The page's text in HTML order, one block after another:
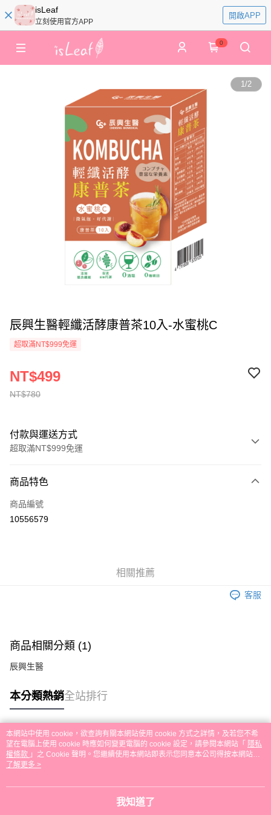
isLeaf
立刻使用官方APP
開啟APP
0
1/2
辰興生醫輕纖活酵康普茶10入-水蜜桃C
超取滿NT$999免運
NT$780
NT$499
付款與運送方式
超取滿NT$999免運
信用卡一次付款
超商取貨付款
AFTEE先享後付
相關說明
便利好安心！
１．簡單：不需註冊會員、不需綁卡、不需儲值。
３．安心：先確認商品／服務後，再付款。
【「AFTEE先享後付」結帳流程】
１．於結帳方式選擇「AFTEE先享後付」後，將跳轉至「AFTEE先享後付」
３．收到繳費通知簡訊後14天內，點擊此簡訊中的連結，可透過四大超商／
ATM／網路銀行／等多元方式進行付款，方視為交易完成。
全家取貨付款
每筆NT$80，滿NT$999(含以上)免運費
每筆NT$80，滿NT$999(含以上)免運費
商品特色
商品編號
10556579
相關推薦
客服
商品相關分類 (1)
辰興生醫
本分類熱銷全站排行
熱門標籤
本網站中使用 cookie，欲查詢有關本網站使用 cookie 方式之詳情，及若您不希
望在電腦上使用 cookie 時應如何變更電腦的 cookie 設定，請參閱本網站「 隱私
權條款 」之 Cookie 聲明。您繼續使用本網站即表示您同意本公司得按本網站使
用條款之 Cookie 聲明使用 cookie。
了解更多 >
我知道了